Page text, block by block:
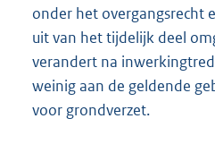
onder het overgangsrecht
uit van het tijdelijk deel
verandert na
weinig aan de geldende
voor grondverzet.